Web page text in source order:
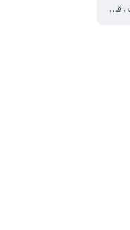
سایر توضیحات ، قابل نصب بر روی به انواع شیر آلات ، قابلیت حذف ذرات معلق، باکتری‌ها، کیست‌ها، قارچ‌ها، کلر و بو و طعم نامطبوع از آب ، از نوع تصفیه میکرو فیلتریشن ، حذف بوی کلر بدون ایجاد تغییر در طعم و مزه آب ، نصب آسان و سریع ، صرفه جویی در مصرف آب ، جلوگیری از زنگ زدگی لوله ها ، حذف سموم کشاورزی ، حذف بوهای نامطبوع ، تاریخ انقضا بسته به جریان عمومی آب مورد استفاده هر ۶ ماه یکبار می باشد